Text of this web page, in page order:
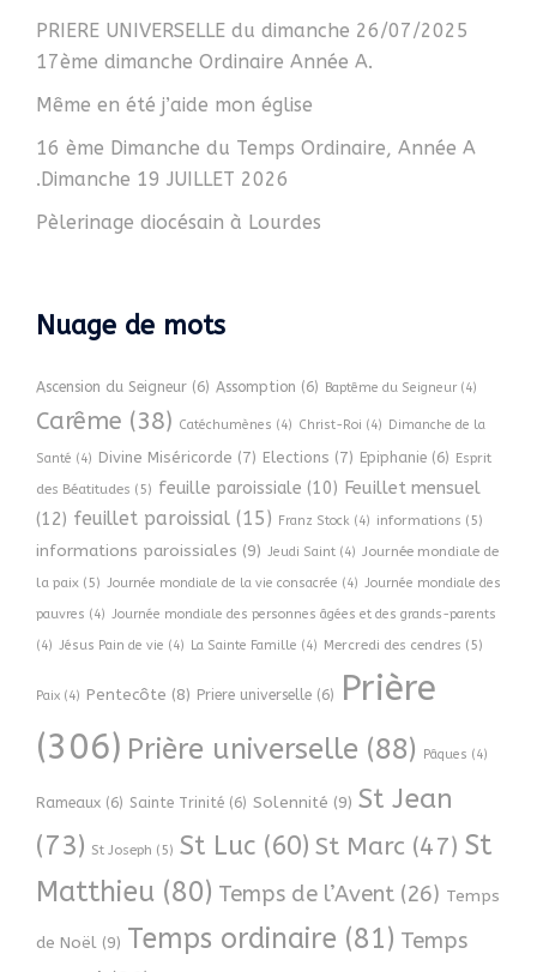
PRIERE UNIVERSELLE du dimanche 26/07/2025
17ème dimanche Ordinaire Année A.
Même en été j’aide mon église
16 ème Dimanche du Temps Ordinaire, Année A
.Dimanche 19 JUILLET 2026
Pèlerinage diocésain à Lourdes
Nuage de mots
Ascension du Seigneur (6) Assomption (6) Baptême du Seigneur (4)
Carême (38) Catéchumènes (4) Christ-Roi (4) Dimanche de la
Santé (4) Divine Miséricorde (7) Elections (7) Epiphanie (6) Esprit
des Béatitudes (5) feuille paroissiale (10) Feuillet mensuel
(12) feuillet paroissial (15) Franz Stock (4) informations (5)
informations paroissiales (9) Jeudi Saint (4) Journée mondiale de
la paix (5) Journée mondiale de la vie consacrée (4) Journée mondiale des
pauvres (4) Journée mondiale des personnes âgées et des grands-parents
(4) Jésus Pain de vie (4) La Sainte Famille (4) Mercredi des cendres (5)
Paix (4) Pentecôte (8) Priere universelle (6)
Prière
(306) Prière universelle (88) Pâques (4)
Rameaux (6) Sainte Trinité (6) Solennité (9) St Jean
(73) St Joseph (5) St Luc (60) St Marc (47) St
Matthieu (80) Temps de l’Avent (26) Temps
de Noël (9) Temps ordinaire (81) Temps